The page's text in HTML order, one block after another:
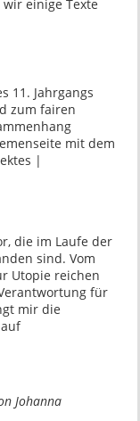
einige Texte
11. Jahrgangs
zum fairen
mit dem
|
die im Laufe der
sind. Vom
Utopie reichen
für
mir die
Johanna